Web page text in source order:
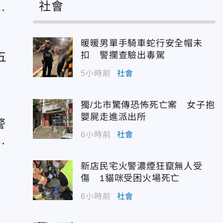
社會
暖暖男單手騎車蛇行安全帽未
扣 警攔查驗出毒駕
5小時前 社會
獨/北市驚傳恐怖死亡案 女子抱
嬰屍走進派出所
6小時前 社會
新店民宅火警濃煙狂竄無人受
傷 1貓咪受困火場死亡
6小時前 社會